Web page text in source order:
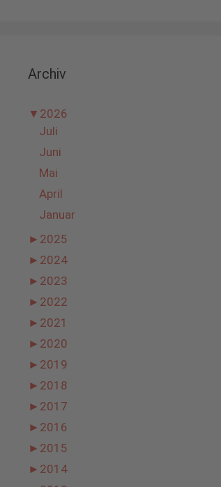
Archiv
▼ 2026
Juli
Juni
Mai
April
Januar
► 2025
► 2024
► 2023
► 2022
► 2021
► 2020
► 2019
► 2018
► 2017
► 2016
► 2015
► 2014